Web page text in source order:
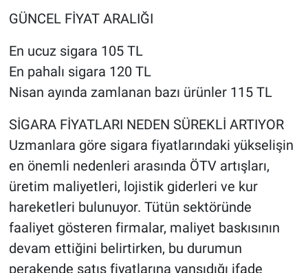
GÜNCEL FİYAT ARALIĞI
En ucuz sigara 105 TL
En pahalı sigara 120 TL
Nisan ayında zamlanan bazı ürünler 115 TL
SİGARA FİYATLARI NEDEN SÜREKLİ ARTIYOR
Uzmanlara göre sigara fiyatlarındaki yükselişin
en önemli nedenleri arasında ÖTV artışları,
üretim maliyetleri, lojistik giderleri ve kur
hareketleri bulunuyor. Tütün sektöründe
faaliyet gösteren firmalar, maliyet baskısının
devam ettiğini belirtirken, bu durumun
perakende satış fiyatlarına yansıdığı ifade